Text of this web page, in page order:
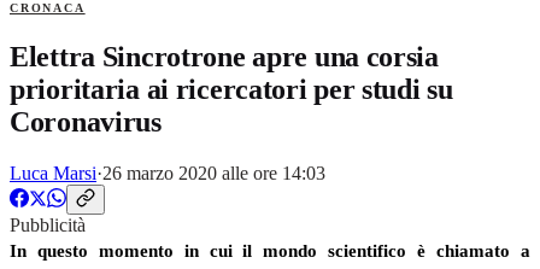
CRONACA
Elettra Sincrotrone apre una corsia
prioritaria ai ricercatori per studi su
Coronavirus
Luca Marsi·26 marzo 2020 alle ore 14:03
Pubblicità
In questo momento in cui il mondo scientifico è chiamato a